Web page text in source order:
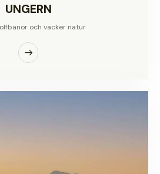
UNGERN
och vacker natur